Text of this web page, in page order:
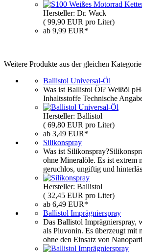
Hersteller: Dr. Wack
( 99,90 EUR pro Liter)
ab 9,99 EUR*
Weitere Produkte aus der gleichen
Ballistol Universal-Öl
Was ist Ballistol Öl? Weißöl
Inhaltsstoffe Technische
Hersteller: Ballistol
( 69,80 EUR pro Liter)
ab 3,49 EUR*
Silikonspray
Was ist
ohne Mineralöle. Es ist extrem
geruchlos, ungiftig und
Hersteller: Ballistol
( 32,45 EUR pro Liter)
ab 6,49 EUR*
Ballistol Imprägnierspray
Das Ballistol Imprägnierspray,
als Pluvonin. Es überzeugt mit
ohne den Einsatz von